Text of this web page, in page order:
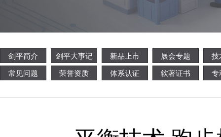
剑平简介 剑平大事记 新品上市 展会专题 技
常见问题 荣誉资质 体系认证 软著证书 专